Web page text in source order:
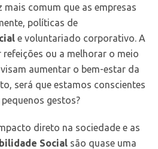
mais comum que as empresas
políticas de
e voluntariado corporativo. A
refeições ou a melhorar o meio
aumentar o bem-estar da
será que estamos conscientes
gestos?
direto na sociedade e as
Social são quase uma